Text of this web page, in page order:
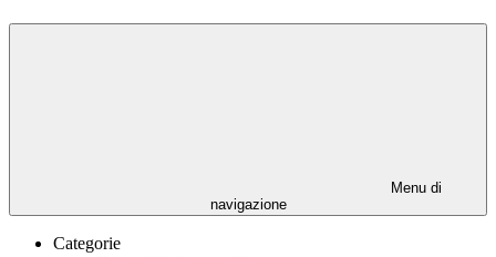
Menu di
navigazione
Categorie